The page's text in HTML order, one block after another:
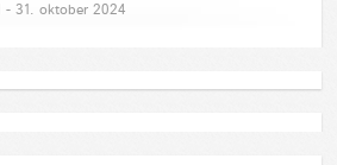
- 31. oktober 2024